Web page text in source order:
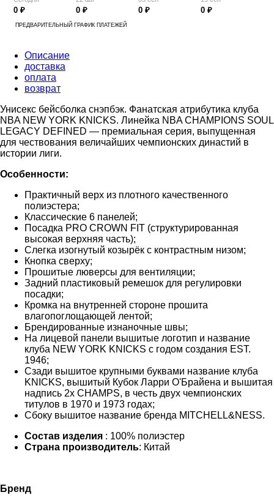
0 ₽ 0 ₽ 0 ₽ 0 ₽
ПРЕДВАРИТЕЛЬНЫЙ ГРАФИК ПЛАТЕЖЕЙ
Описание
доставка
оплата
возврат
Унисекс бейсболка снэпбэк. Фанатская атрибутика клуба
NBA NEW YORK KNICKS. Линейка NBA CHAMPIONS SOUL
LEGACY DEFINED — премиальная серия, выпущенная
для чествования величайших чемпионских династий в
истории лиги.
Особенности:
Практичный верх из плотного качественного
полиэстера;
Классические 6 панелей;
Посадка PRO CROWN FIT (структурированная
высокая верхняя часть);
Слегка изогнутый козырёк с контрастным низом;
Кнопка сверху;
Прошитые люверсы для вентиляции;
Задний пластиковый ремешок для регулировки
посадки;
Кромка на внутренней стороне прошита
влагопоглощающей лентой;
Брендированные изнаночные швы;
На лицевой панели вышитые логотип и название
клуба NEW YORK KNICKS с годом создания EST.
1946;
Сзади вышитое крупными буквами название клуба
KNICKS, вышитый Кубок Ларри О'Брайена и вышитая
надпись 2x CHAMPS, в честь двух чемпионских
титулов в 1970 и 1973 годах;
Сбоку вышитое название бренда MITCHELL&NESS.
Состав изделия : 100% полиэстер
Страна производитель: Китай
Бренд